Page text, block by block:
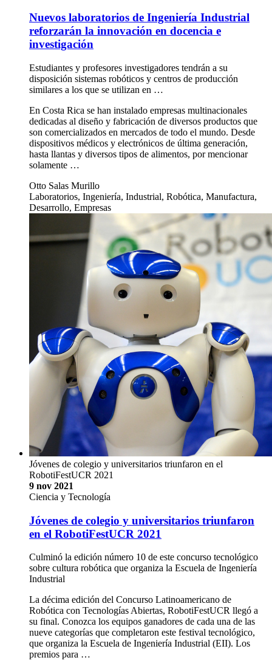
Nuevos laboratorios de Ingeniería Industrial
reforzarán la innovación en docencia e
investigación
Estudiantes y profesores investigadores tendrán a su
disposición sistemas robóticos y centros de producción
similares a los que se utilizan en …
En Costa Rica se han instalado empresas multinacionales
dedicadas al diseño y fabricación de diversos productos que
son comercializados en mercados de todo el mundo. Desde
dispositivos médicos y electrónicos de última generación,
hasta llantas y diversos tipos de alimentos, por mencionar
solamente …
Otto Salas Murillo
Laboratorios, Ingeniería, Industrial, Robótica, Manufactura,
Desarrollo, Empresas
Jóvenes de colegio y universitarios triunfaron en el
RobotiFestUCR 2021
9 nov 2021
Ciencia y Tecnología
Jóvenes de colegio y universitarios triunfaron
en el RobotiFestUCR 2021
Culminó la edición número 10 de este concurso tecnológico
sobre cultura robótica que organiza la Escuela de Ingeniería
Industrial
La décima edición del Concurso Latinoamericano de
Robótica con Tecnologías Abiertas, RobotiFestUCR llegó a
su final. Conozca los equipos ganadores de cada una de las
nueve categorías que completaron este festival tecnológico,
que organiza la Escuela de Ingeniería Industrial (EII). Los
premios para …